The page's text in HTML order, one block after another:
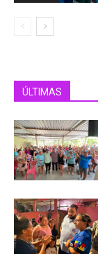
ÚLTIMAS